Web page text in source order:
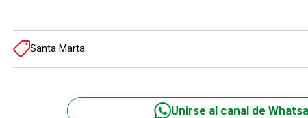
Santa Marta
Unirse al canal de